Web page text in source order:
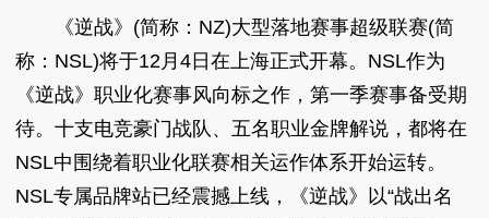
《逆战》(简称：NZ)大型落地赛事超级联赛(简
称：NSL)将于12月4日在上海正式开幕。NSL作为
《逆战》职业化赛事风向标之作，第一季赛事备受期
待。十支电竞豪门战队、五名职业金牌解说，都将在
NSL中围绕着职业化联赛相关运作体系开始运转。
NSL专属品牌站已经震撼上线，《逆战》以“战出名